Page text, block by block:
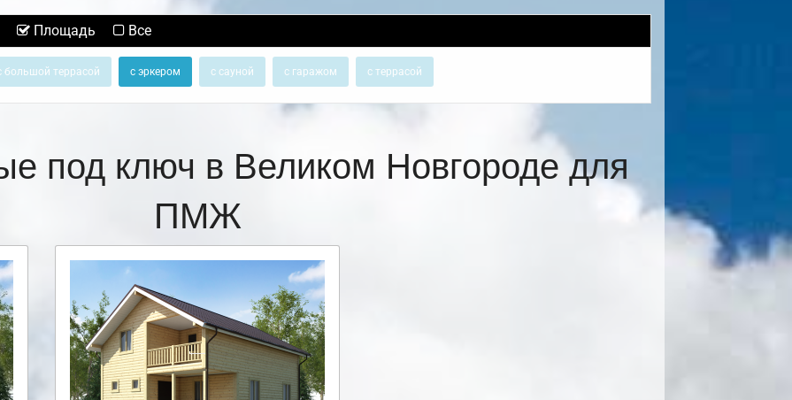
Площадь Все
большой террасой с эркером с сауной с гаражом с террасой
под ключ в Великом Новгороде для
ПМЖ